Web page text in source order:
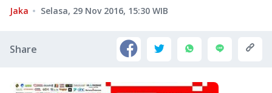
Jaka Selasa, 29 Nov 2016, 15:30 WIB
Share